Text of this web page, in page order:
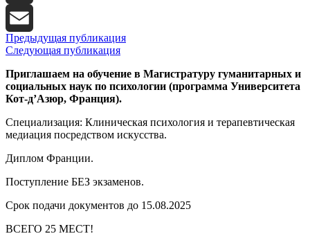
X
Email
Предыдущая публикация
Следующая публикация
Приглашаем на обучение в Магистратуру гуманитарных и
социальных наук по психологии (программа Университета
Кот-д’Азюр, Франция).
Специализация: Клиническая психология и терапевтическая
медиация посредством искусства.
Диплом Франции.
Поступление БЕЗ экзаменов.
Срок подачи документов до 15.08.2025
ВСЕГО 25 МЕСТ!